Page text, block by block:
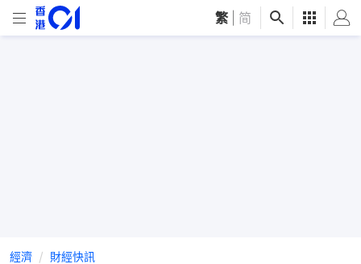
繁 简
經濟 財經快訊